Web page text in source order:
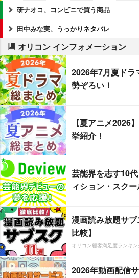
研ナオコ、コンビニで買う商品
田中みな実、うっかりネタバレ
オリコン インフォメーション
2026年7月夏ドラ
勢ぞろい！
【夏アニメ2026
挙紹介！
芸能界を志す10
ィション・スク
漫画読み放題サ
比較】
オリコン顧客満足度ランキ
2026年動画配信